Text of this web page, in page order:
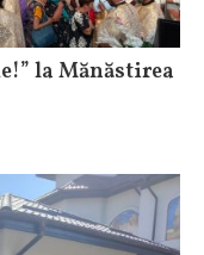
la Mănăstirea